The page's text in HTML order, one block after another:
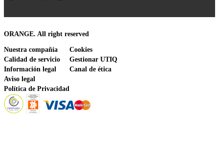
ORANGE. All right reserved
Nuestra compañía
Calidad de servicio
Información legal
Aviso legal
Política de Privacidad
Cookies
Gestionar UTIQ
Canal de ética